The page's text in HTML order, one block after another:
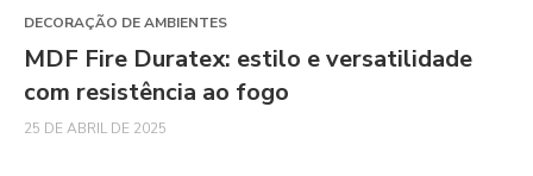
DECORAÇÃO DE AMBIENTES
MDF Fire Duratex: estilo e versatilidade
com resistência ao fogo
25 DE ABRIL DE 2025